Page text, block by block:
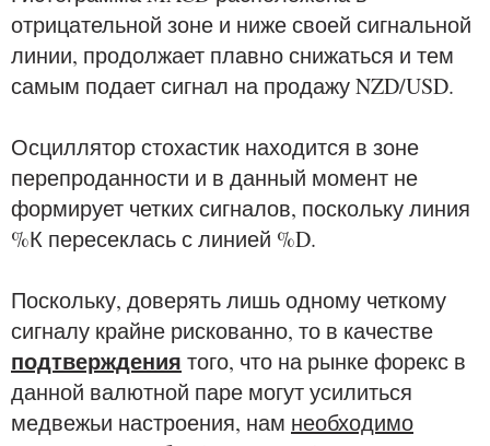
отрицательной зоне и ниже своей сигнальной
линии, продолжает плавно снижаться и тем
самым подает сигнал на продажу NZD/USD.
Осциллятор стохастик находится в зоне
перепроданности и в данный момент не
формирует четких сигналов, поскольку линия
%К пересеклась с линией %D.
Поскольку, доверять лишь одному четкому
сигналу крайне рискованно, то в качестве
подтверждения того, что на рынке форекс в
данной валютной паре могут усилиться
медвежьи настроения, нам необходимо